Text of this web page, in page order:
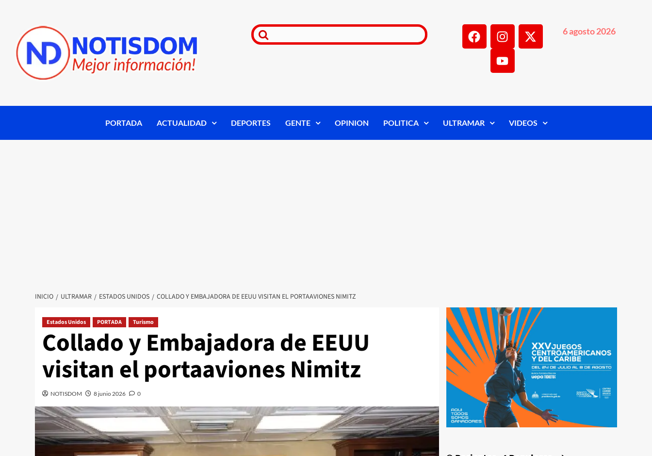
6 agosto 2026
PORTADA ACTUALIDAD DEPORTES GENTE OPINION POLITICA ULTRAMAR VIDEOS
INICIO ULTRAMAR ESTADOS UNIDOS COLLADO Y EMBAJADORA DE EEUU VISITAN EL PORTAAVIONES NIMITZ
Estados Unidos PORTADA Turismo
Collado y Embajadora de EEUU
visitan el portaaviones Nimitz
NOTISDOM 8 junio 2026 0